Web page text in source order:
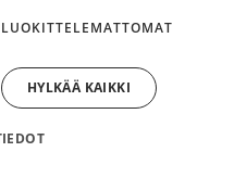
ajeluun sekä
LUOKITTELEMATTOMAT
HYLKÄÄ KAIKKI